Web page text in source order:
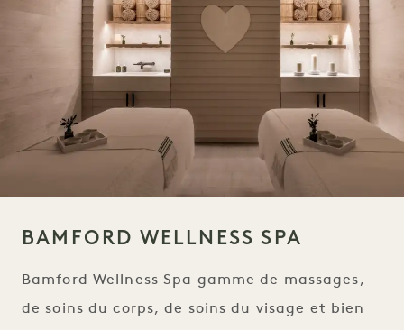
BAMFORD WELLNESS SPA
Bamford Wellness Spa gamme de massages,
de soins du corps, de soins du visage et bien